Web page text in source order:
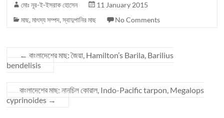
মোঃ নূর-ই-ইসরাক হোসেন
11 January 2015
মাছ,মাৎস্য সম্পদ,স্বাদুপানির মাছ No Comments
← বাংলাদেশের মাছ: জৈয়া, Hamilton’s Barila, Barilius
bendelisis
বাংলাদেশের মাছ: নানচিল কোরাল, Indo-Pacific tarpon, Megalops
cyprinoides →